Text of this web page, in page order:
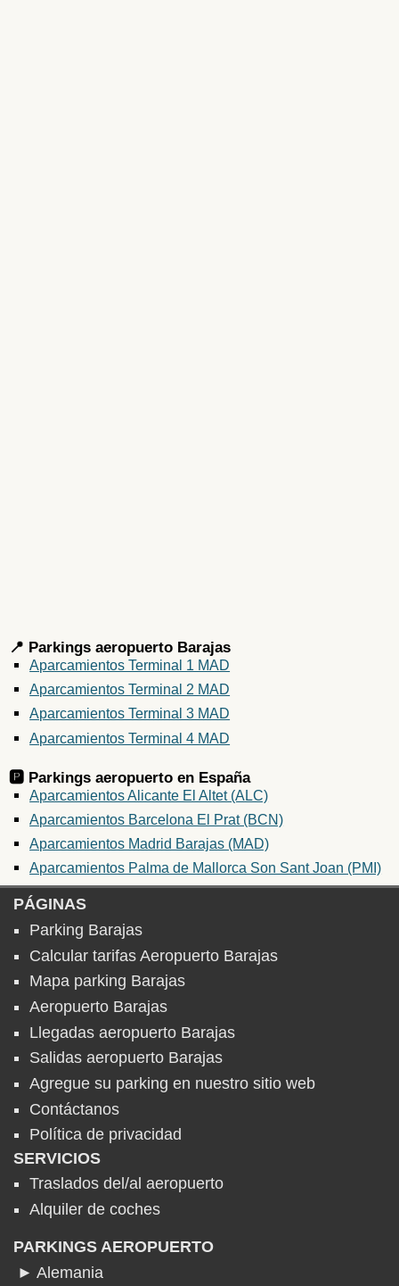
📍 Parkings aeropuerto Barajas
Aparcamientos Terminal 1 MAD
Aparcamientos Terminal 2 MAD
Aparcamientos Terminal 3 MAD
Aparcamientos Terminal 4 MAD
🅿️ Parkings aeropuerto en España
Aparcamientos Alicante El Altet (ALC)
Aparcamientos Barcelona El Prat (BCN)
Aparcamientos Madrid Barajas (MAD)
Aparcamientos Palma de Mallorca Son Sant Joan (PMI)
PÁGINAS
Parking Barajas
Calcular tarifas Aeropuerto Barajas
Mapa parking Barajas
Aeropuerto Barajas
Llegadas aeropuerto Barajas
Salidas aeropuerto Barajas
Agregue su parking en nuestro sitio web
Contáctanos
Política de privacidad
SERVICIOS
Traslados del/al aeropuerto
Alquiler de coches
PARKINGS AEROPUERTO
► Alemania